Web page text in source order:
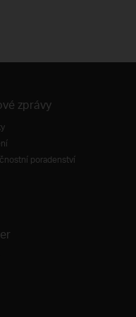
zprávy
poradenství